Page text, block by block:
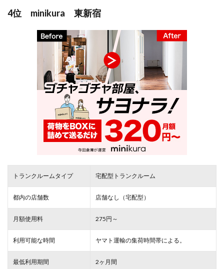
4位 minikura 東新宿
トランクルームタイプ 宅配型トランクルーム
都内の店舗数 店舗なし（宅配型）
月額使用料 275円～
利用可能な時間 ヤマト運輸の集荷時間帯による。
最低利用期間 2ヶ月間